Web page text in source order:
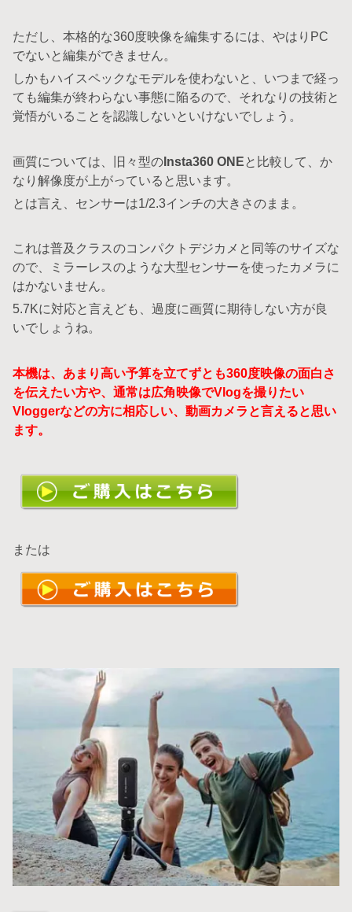
ただし、本格的な360度映像を編集するには、やはりPC
でないと編集ができません。
しかもハイスペックなモデルを使わないと、いつまで経っ
ても編集が終わらない事態に陥るので、それなりの技術と
覚悟がいることを認識しないといけないでしょう。
画質については、旧々型の Insta360 ONE と比較して、か
なり解像度が上がっていると思います。
とは言え、センサーは1/2.3インチの大きさのまま。
これは普及クラスのコンパクトデジカメと同等のサイズな
ので、ミラーレスのような大型センサーを使ったカメラに
はかないません。
5.7Kに対応と言えども、過度に画質に期待しない方が良
いでしょうね。
本機は、あまり高い予算を立てずとも360度映像の面白さ
を伝えたい方や、通常は広角映像でVlogを撮りたい
Vloggerなどの方に相応しい、動画カメラと言えると思い
ます。
または